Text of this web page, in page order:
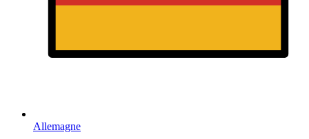
Allemagne